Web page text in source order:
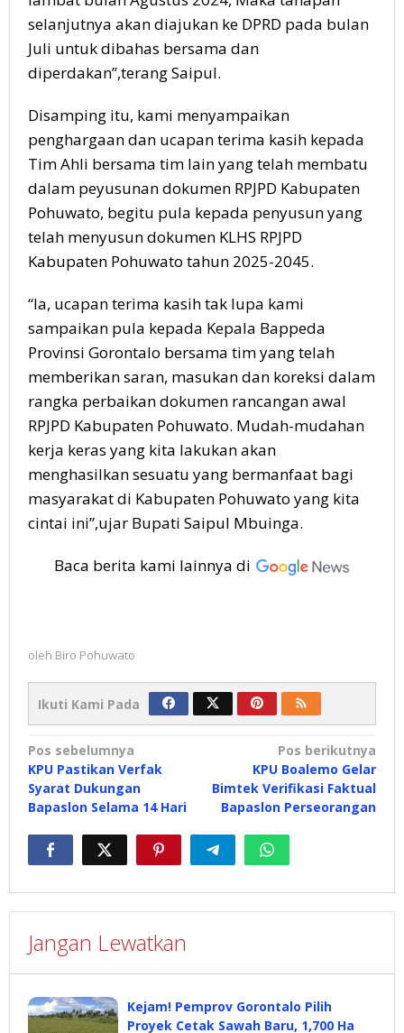
selanjutnya akan diajukan ke DPRD pada bulan
Juli untuk dibahas bersama dan
diperdakan”,terang Saipul.
Disamping itu, kami menyampaikan
penghargaan dan ucapan terima kasih kepada
Tim Ahli bersama tim lain yang telah membatu
dalam peyusunan dokumen RPJPD Kabupaten
Pohuwato, begitu pula kepada penyusun yang
telah menyusun dokumen KLHS RPJPD
Kabupaten Pohuwato tahun 2025-2045.
“Ia, ucapan terima kasih tak lupa kami
sampaikan pula kepada Kepala Bappeda
Provinsi Gorontalo bersama tim yang telah
memberikan saran, masukan dan koreksi dalam
rangka perbaikan dokumen rancangan awal
RPJPD Kabupaten Pohuwato. Mudah-mudahan
kerja keras yang kita lakukan akan
menghasilkan sesuatu yang bermanfaat bagi
masyarakat di Kabupaten Pohuwato yang kita
cintai ini”,ujar Bupati Saipul Mbuinga.
Baca berita kami lainnya di
oleh Biro Pohuwato
Ikuti Kami Pada
Navigasi
pos
Pos sebelumnya
KPU Pastikan Verfak
Syarat Dukungan
Bapaslon Selama 14 Hari
Pos berikutnya
KPU Boalemo Gelar
Bimtek Verifikasi Faktual
Bapaslon Perseorangan
Jangan Lewatkan
Kejam! Pemprov Gorontalo Pilih
Proyek Cetak Sawah Baru, 1,700 Ha